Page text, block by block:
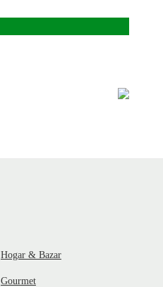
Hogar & Bazar
Gourmet